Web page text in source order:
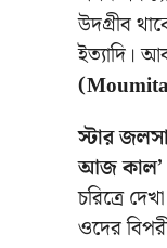
উদগ্রীব
ইত্যাদি।
স্টার
আজ কাল’
চরিত্রে
ওদের